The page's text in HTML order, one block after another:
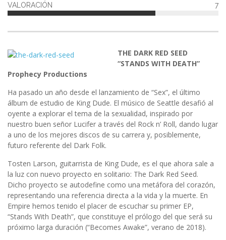
7
VALORACIÓN
THE DARK RED SEED
“STANDS WITH DEATH”
Prophecy Productions
Ha pasado un año desde el lanzamiento de “Sex”, el último
álbum de estudio de King Dude. El músico de Seattle desafió al
oyente a explorar el tema de la sexualidad, inspirado por
nuestro buen señor Lucifer a través del Rock n’ Roll, dando lugar
a uno de los mejores discos de su carrera y, posiblemente,
futuro referente del Dark Folk.
Tosten Larson, guitarrista de King Dude, es el que ahora sale a
la luz con nuevo proyecto en solitario: The Dark Red Seed.
Dicho proyecto se autodefine como una metáfora del corazón,
representando una referencia directa a la vida y la muerte. En
Empire hemos tenido el placer de escuchar su primer EP,
“Stands With Death”, que constituye el prólogo del que será su
próximo larga duración (“Becomes Awake”, verano de 2018).